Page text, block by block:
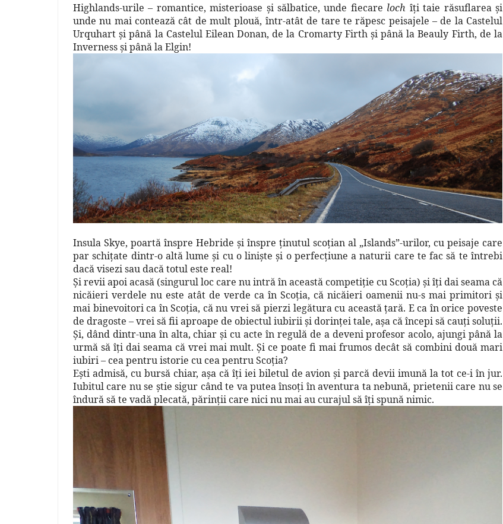
Highlands-urile – romantice, misterioase şi sălbatice, unde fiecare loch îţi taie răsuflarea şi
unde nu mai contează cât de mult plouă, într-atât de tare te răpesc peisajele – de la Castelul
Urquhart şi până la Castelul Eilean Donan, de la Cromarty Firth şi până la Beauly Firth, de la
Inverness şi până la Elgin!
Insula Skye, poartă înspre Hebride şi înspre ţinutul scoţian al „Islands”-urilor, cu peisaje care
par schiţate dintr-o altă lume şi cu o linişte şi o perfecţiune a naturii care te fac să te întrebi
dacă visezi sau dacă totul este real!
Şi revii apoi acasă (singurul loc care nu intră în această competiţie cu Scoţia) şi îţi dai seama că
nicăieri verdele nu este atât de verde ca în Scoţia, că nicăieri oamenii nu-s mai primitori şi
mai binevoitori ca în Scoţia, că nu vrei să pierzi legătura cu această ţară. E ca în orice poveste
de dragoste – vrei să fii aproape de obiectul iubirii şi dorinţei tale, aşa că începi să cauţi soluţii.
Şi, dând dintr-una în alta, chiar şi cu acte în regulă de a deveni profesor acolo, ajungi până la
urmă să îţi dai seama că vrei mai mult. Şi ce poate fi mai frumos decât să combini două mari
iubiri – cea pentru istorie cu cea pentru Scoţia?
Eşti admisă, cu bursă chiar, aşa că îţi iei biletul de avion şi parcă devii imună la tot ce-i în jur.
Iubitul care nu se ştie sigur când te va putea însoţi în aventura ta nebună, prietenii care nu se
îndură să te vadă plecată, părinţii care nici nu mai au curajul să îţi spună nimic.